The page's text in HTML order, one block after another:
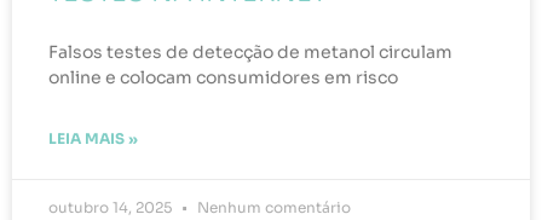
Falsos testes de detecção de metanol circulam
online e colocam consumidores em risco
LEIA MAIS »
outubro 14, 2025 Nenhum comentário